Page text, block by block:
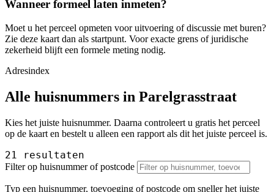
Wanneer formeel laten inmeten?
Moet u het perceel opmeten voor uitvoering of discussie met buren?
Zie deze kaart dan als startpunt. Voor exacte grens of juridische
zekerheid blijft een formele meting nodig.
Adresindex
Alle huisnummers in Parelgrasstraat
Kies het juiste huisnummer. Daarna controleert u gratis het perceel
op de kaart en bestelt u alleen een rapport als dit het juiste perceel is.
21 resultaten
Filter op huisnummer of postcode
Typ een huisnummer, toevoeging of postcode om sneller het juiste